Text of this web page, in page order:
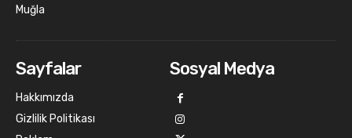
Muğla
Sayfalar
Hakkımızda
Gizlilik Politikası
Sosyal Medya